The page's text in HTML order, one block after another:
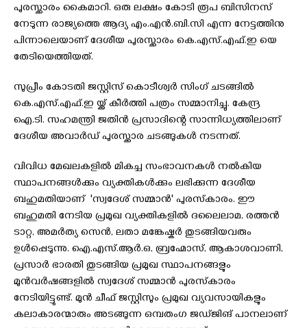
പുരസ്ക്കാരം കൈമാറി. ഒരു ലക്ഷം കോടി രൂപ ബിസിനസ്
നേടുന്ന രാജ്യത്തെ ആദ്യ എം.എൻ.ബി.സി എന്ന നേട്ടത്തിനു
പിന്നാലെയാണ് ദേശീയ പുരസ്ക്കാരം കെ.എസ്.എഫ്.ഇ യെ
തേടിയെത്തിയത്.
സുപ്രീം കോടതി ജസ്റ്റിസ് കൊടീശ്വർ സിംഗ് ചടങ്ങിൽ
കെ.എസ്.എഫ്.ഇ യ്ക്ക് കീർത്തി പത്രം സമ്മാനിച്ചു. കേന്ദ്ര
ഐ.ടി. സഹമന്ത്രി ജതിൻ പ്രസാദിന്റെ സാന്നിധ്യത്തിലാണ്
ദേശീയ അവാർഡ് പുരസ്ക്കാര ചടങ്ങുകൾ നടന്നത്.
വിവിധ മേഖലകളിൽ മികച്ച സംഭാവനകൾ നൽകിയ
സ്ഥാപനങ്ങൾക്കും വ്യക്തികൾക്കും ലഭിക്കുന്ന ദേശീയ
ബഹുമതിയാണ് 'സ്വദേശ് സമ്മാൻ' പുരസ്‌കാരം. ഈ
ബഹുമതി നേടിയ പ്രമുഖ വ്യക്തികളിൽ ദലൈലാമ, രത്തൻ
ടാറ്റ, അമർത്യ സെൻ, ലതാ മങ്കേഷ്കർ തുടങ്ങിയവരും
ഉൾപ്പെടുന്നു. ഐ.എസ്.ആർ.ഒ, ബ്രഹ്മോസ്, ആകാശവാണി,
പ്രസാർ ഭാരതി തുടങ്ങിയ പ്രമുഖ സ്ഥാപനങ്ങളും
മുൻവർഷങ്ങളിൽ സ്വദേശ് സമ്മാൻ പുരസ്‌കാരം
നേടിയിട്ടുണ്ട്. മുൻ ചീഫ് ജസ്റ്റിസും പ്രമുഖ വ്യവസായികളും
കലാകാരന്മാരും അടങ്ങുന്ന ഒമ്പതംഗ ജഡ്ജിങ് പാനലാണ്